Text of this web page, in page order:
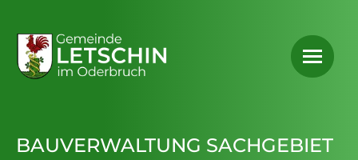
BAUVERWALTUNG SACHGEBIET